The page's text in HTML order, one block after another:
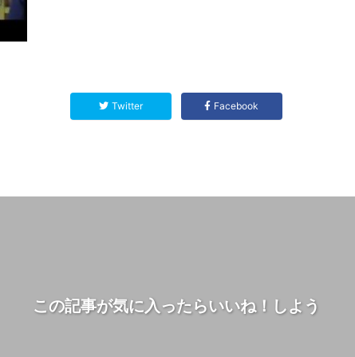
Twitter Facebook
この記事が気に入ったらいいね！しよう